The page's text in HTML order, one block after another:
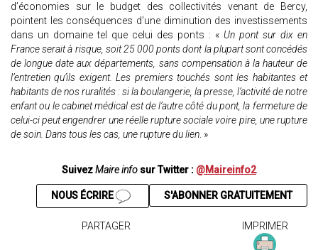
d’économies sur le budget des collectivités venant de Bercy,
pointent les conséquences d’une diminution des investissements
dans un domaine tel que celui des ponts : « Un pont sur dix en
France serait à risque, soit 25 000 ponts dont la plupart sont concédés
de longue date aux départements, sans compensation à la hauteur de
l’entretien qu’ils exigent. Les premiers touchés sont les habitantes et
habitants de nos ruralités : si la boulangerie, la presse, l’activité de notre
enfant ou le cabinet médical est de l’autre côté du pont, la fermeture de
celui-ci peut engendrer une réelle rupture sociale voire pire, une rupture
de soin. Dans tous les cas, une rupture du lien. »
SuivezMaire info sur Twitter : @Maireinfo2
S'ABONNER GRATUITEMENT
NOUS ÉCRIRE
PARTAGER IMPRIMER